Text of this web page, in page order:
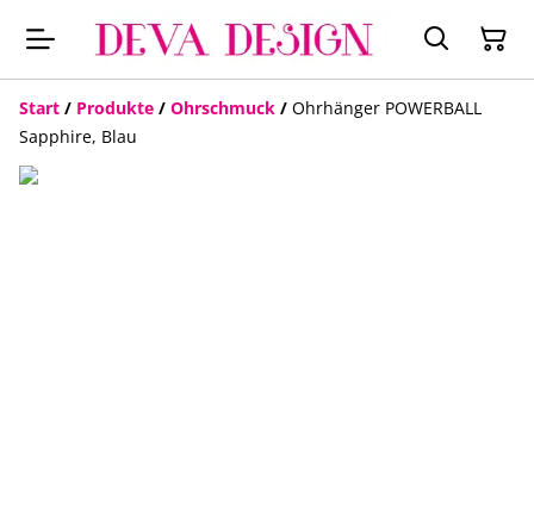
Start / Produkte / Ohrschmuck / Ohrhänger POWERBALL
Sapphire, Blau